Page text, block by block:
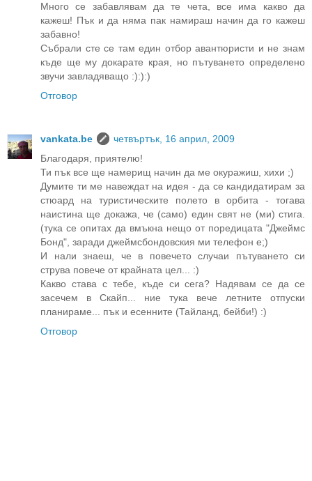
Много се забавлявам да те чета, все има какво да
кажеш! Пък и да няма пак намираш начин да го кажеш
забавно!
Събрали сте се там един отбор авантюристи и не знам
къде ще му докарате края, но пътуването определено
звучи завладяващо :):):)
Отговор
vankata.be
четвъртък, 16 април, 2009
Благодаря, приятелю!
Ти пък все ще намерищ начин да ме окуражиш, хихи ;)
Думите ти ме навеждат на идея - да се кандидатирам за
стюард на туристическите полето в орбита - тогава
наистина ще докажа, че (само) един свят не (ми) стига.
(тука се опитах да вмъкна нещо от поредицата "Джеймс
Бонд", заради джеймсбондовския ми телефон е;)
И нали знаеш, че в повечето случаи пътуването си
струва повече от крайната цел... :)
Какво става с тебе, къде си сега? Надявам се да се
засечем в Скайп... ние тука вече летните отпуски
планираме... пък и есенните (Тайланд, бейби!) :)
Отговор